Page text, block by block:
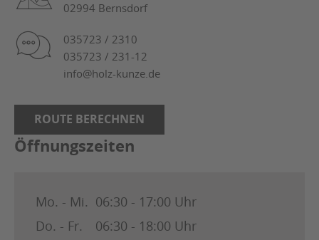
02994 Bernsdorf
035723 / 2310
035723 / 231-12
info@holz-kunze.de
ROUTE BERECHNEN
Öffnungszeiten
Mo. - Mi. 06:30 - 17:00 Uhr
Do. - Fr.
06:30 - 18:00 Uhr